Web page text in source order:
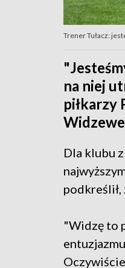
Trener Tułacz:
na niej
piłkarzy
Dla klubu
"Widzę to